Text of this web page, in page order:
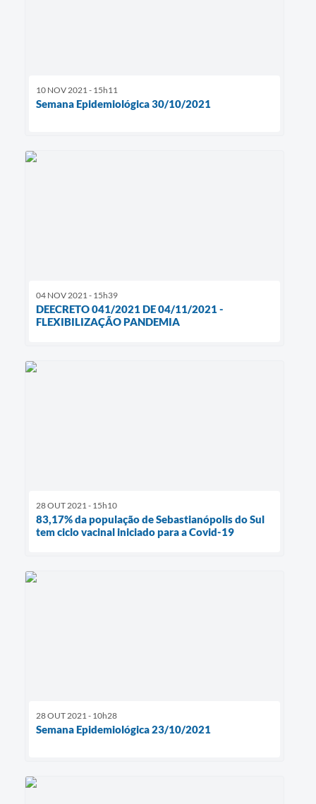
10 NOV 2021 - 15h11
Semana Epidemiológica 30/10/2021
04 NOV 2021 - 15h39
DEECRETO 041/2021 DE 04/11/2021 -
FLEXIBILIZAÇÃO PANDEMIA
28 OUT 2021 - 15h10
83,17% da população de Sebastianópolis do Sul
tem ciclo vacinal iniciado para a Covid-19
28 OUT 2021 - 10h28
Semana Epidemiológica 23/10/2021